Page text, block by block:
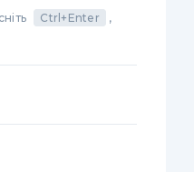
Ctrl+Enter
,